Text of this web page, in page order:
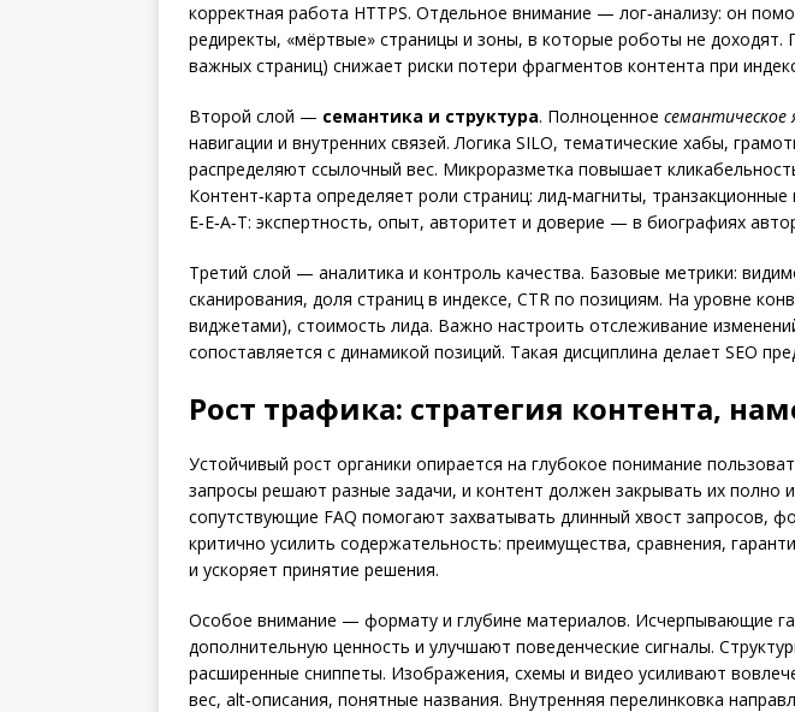
корректная работа HTTPS. Отдельное внимание — лог‑анализу: он
редиректы, «мёртвые» страницы и зоны, в которые роботы не доходят.
важных страниц) снижает риски потери фрагментов контента при
Второй слой — семантика и структура. Полноценное семантическое
навигации и внутренних связей. Логика SILO, тематические хабы,
распределяют ссылочный вес. Микроразметка повышает
Контент‑карта определяет роли страниц: лид‑магниты,
E‑E‑A‑T: экспертность, опыт, авторитет и доверие — в биографиях
Третий слой — аналитика и контроль качества. Базовые метрики:
сканирования, доля страниц в индексе, CTR по позициям. На уровне
виджетами), стоимость лида. Важно настроить отслеживание
сопоставляется с динамикой позиций. Такая дисциплина делает SEO
Рост трафика: стратегия контента,
Устойчивый рост органики опирается на глубокое понимание
запросы решают разные задачи, и контент должен закрывать их полно
сопутствующие FAQ помогают захватывать длинный хвост запросов,
критично усилить содержательность: преимущества, сравнения,
и ускоряет принятие решения.
Особое внимание — формату и глубине материалов. Исчерпывающие
дополнительную ценность и улучшают поведенческие сигналы.
расширенные сниппеты. Изображения, схемы и видео усиливают
вес, alt‑описания, понятные названия. Внутренняя перелинковка